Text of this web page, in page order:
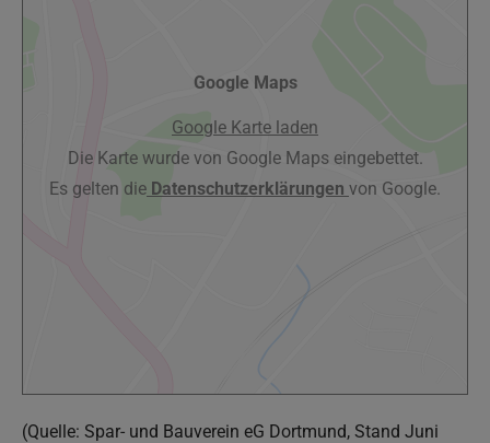
Google Maps
Google Karte laden
Die Karte wurde von Google Maps eingebettet.
Es gelten die Datenschutzerklärungen von Google.
(Quelle: Spar- und Bauverein eG Dortmund, Stand Juni